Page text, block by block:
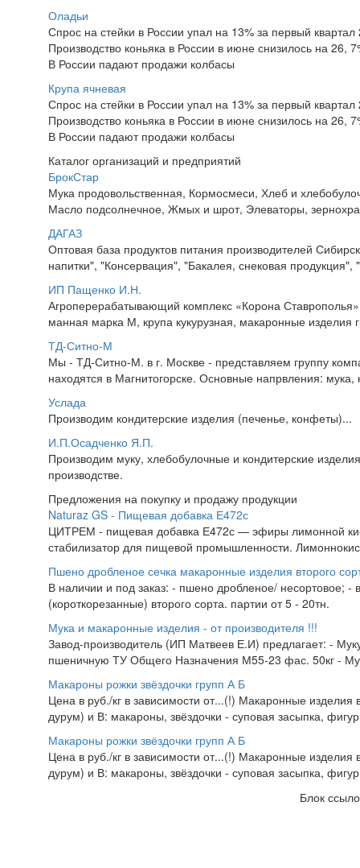
Оладьи
Спрос на стейки в России упал на 13% за первый квартал
Производство коньяка в России в июне снизилось на 26,
В России падают продажи колбасы
Крупа ячневая
Спрос на стейки в России упал на 13% за первый квартал
Производство коньяка в России в июне снизилось на 26,
В России падают продажи колбасы
Каталог организаций и предприятий
БрокСтар
Мука продовольственная, Кормосмеси, Хлеб и
Масло подсолнечное, Жмых и шрот, Элеваторы,
ДАГАЗ
Оптовая база продуктов питания производителей
напитки", "Консервация", "Бакалея, снековая
ИП Пащенко И.Н.
Агроперерабатывающий комплекс «Корона
манная марка М, крупа кукурузная, макаронные изделия
ТД-Ситно-М
Мы - ТД-Ситно-М. в г. Москве - представляем группу
находятся в Магнитогорске. Основные напрвления:
Услада
Производим кондитерские изделия (печенье, конфеты)...
И.П.Осадченко Я.П.
Производим муку, хлебобулочные и кондитерские
производстве.
Предложения на покупку и продажу продукции
Naturaz GS - Пищевая добавка Е472с
ЦИТРЕМ - пищевая добавка Е472с — эфиры лимонной
стабилизатор для пищевой промышленности.
Пшено дробленое сечка макаронные изделия второго
В наличии и под заказ: - пшено дробленое/
(короткорезанные) второго сорта. партии от 5 - 20тн.
Мука и макаронные изделия - от производителя !!!
Завод-производитель (ИП Матвеев Е.И) предлагает: -
пшеничную ТУ Общего Назначения М55-23 фас. 50кг -
Макароны рожки звёздочки групп А Б
Цена в руб./кг в зависимости от...(!) Макаронные
дурум) и В: макароны, звёздочки - суповая засыпка,
Макароны рожки звёздочки групп А Б
Цена в руб./кг в зависимости от...(!) Макаронные
дурум) и В: макароны, звёздочки - суповая засыпка,
Блок